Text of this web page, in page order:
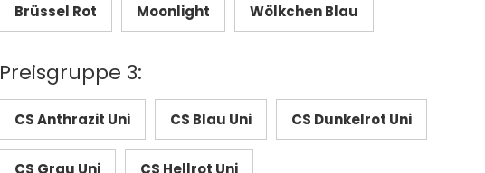
Brüssel Rot Moonlight Wölkchen Blau
Preisgruppe 3:
CS Anthrazit Uni CS Blau Uni CS Dunkelrot Uni
CS Grau Uni CS Hellrot Uni